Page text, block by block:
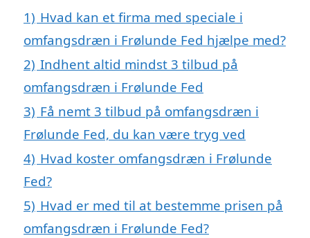
1) Hvad kan et firma med speciale i
omfangsdræn i Frølunde Fed hjælpe med?
2) Indhent altid mindst 3 tilbud på
omfangsdræn i Frølunde Fed
3) Få nemt 3 tilbud på omfangsdræn i
Frølunde Fed, du kan være tryg ved
4) Hvad koster omfangsdræn i Frølunde
Fed?
5) Hvad er med til at bestemme prisen på
omfangsdræn i Frølunde Fed?